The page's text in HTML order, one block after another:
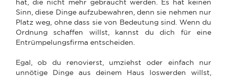
hat, die nicht mehr gebraucht werden. Es hat keinen
Sinn, diese Dinge aufzubewahren, denn sie nehmen nur
Platz weg, ohne dass sie von Bedeutung sind. Wenn du
Ordnung schaffen willst, kannst du dich für eine
Entrümpelungsfirma entscheiden.
Egal, ob du renovierst, umziehst oder einfach nur
unnötige Dinge aus deinem Haus loswerden willst,